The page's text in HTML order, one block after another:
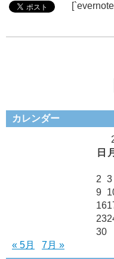
カレンダー
日 月
2 3
9
16
23
30
« 5月
7月 »